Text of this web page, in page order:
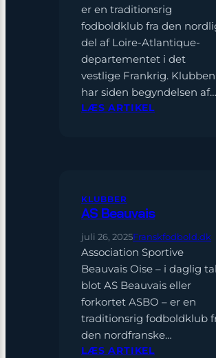
er en traditionsrig
fodboldklub fra den
del af Loire-Atlantique-
departementet i det
vestlige Frankrig. Klubben
har siden begyndelsen af…
LÆS ARTIKEL
KLUBBER
AS Beauvais
juli 26, 2025Franskfodbold.dk
Association Sportive
Beauvais Oise – i daglig
blot AS Beauvais eller
forkortet ASBO – er en
traditionsrig fodboldklub
den nordfranske…
LÆS ARTIKEL